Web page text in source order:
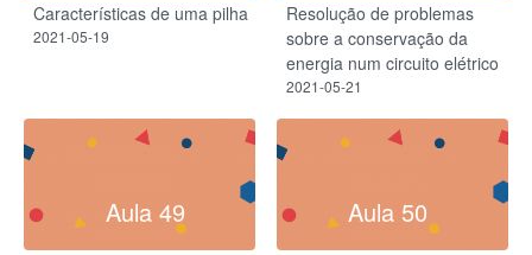
Características de uma pilha
2021-05-19
Resolução de problemas
sobre a conservação da
energia num circuito elétrico
2021-05-21
Aula 49 Aula 50